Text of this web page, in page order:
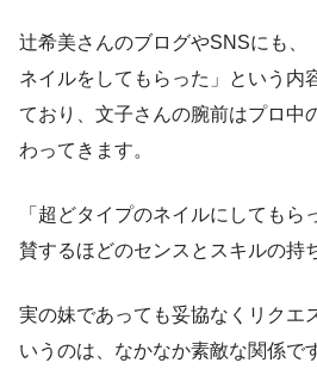
辻希美さんのブログやSNSにも、
ネイルをしてもらった」という内
ており、文子さんの腕前はプロ中
わってきます。
「超どタイプのネイルにしてもら
賛するほどのセンスとスキルの持
実の妹であっても妥協なくリクエ
いうのは、なかなか素敵な関係で